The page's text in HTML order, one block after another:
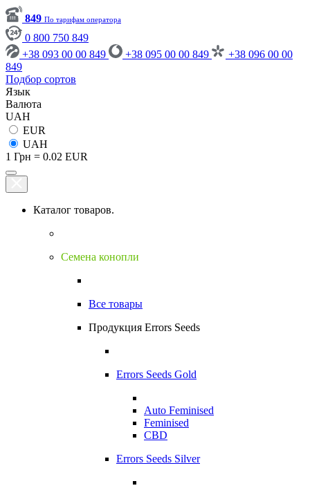
849 По тарифам оператора
0 800 750 849
+38 093 00 00 849
+38 095 00 00 849
+38 096 00 00
849
Подбор сортов
Язык
Валюта
UAH
EUR
UAH
1 Грн = 0.02 EUR
Каталог товаров.
Семена конопли
Все товары
Продукция Errors Seeds
Errors Seeds Gold
Auto Feminised
Feminised
CBD
Errors Seeds Silver